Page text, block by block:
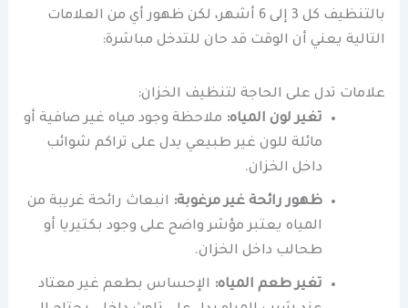
بالتنظيف كل 3 إلى 6 أشهر، لكن ظهور أي من العلامات
التالية يعني أن الوقت قد حان للتدخل مباشرة:
علامات تدل على الحاجة لتنظيف الخزان:
تغير لون المياه: ملاحظة وجود مياه غير صافية أو
مائلة للون غير طبيعي يدل على تراكم شوائب
داخل الخزان.
ظهور رائحة غير مرغوبة: انبعاث رائحة غريبة من
المياه يعتبر مؤشر واضح على وجود بكتيريا أو
طحالب داخل الخزان.
تغير طعم المياه: الإحساس بطعم غير معتاد